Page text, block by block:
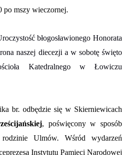
po mszy wieczornej.
błogosławionego Honorata
naszej diecezji a w sobotę święto
Katedralnego w Łowiczu
br. odbędzie się w Skierniewicach
, poświęcony w sposób
rodzinie Ulmów. Wśród wydarzeń
Instytutu Pamięci Narodowej